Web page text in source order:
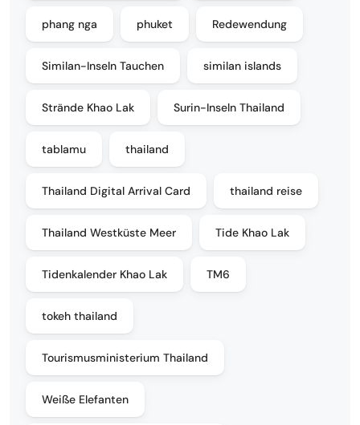
phang nga phuket Redewendung
Similan-Inseln Tauchen similan islands
Strände Khao Lak Surin-Inseln Thailand
tablamu thailand
Thailand Digital Arrival Card thailand reise
Thailand Westküste Meer Tide Khao Lak
Tidenkalender Khao Lak TM6
tokeh thailand
Tourismusministerium Thailand
Weiße Elefanten